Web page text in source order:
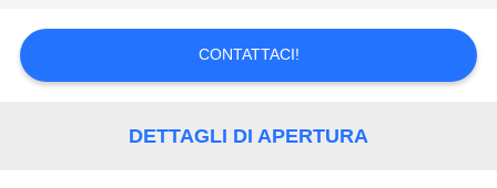
MAPPA
CONTATTACI!
DETTAGLI DI APERTURA